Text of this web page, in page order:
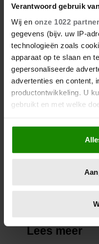
Verantwoord gebruik
Wij en onze 1022
gegevens (bijv. uw IP-
technologieën zoals
apparaat op te slaan en
gepersonaliseerde
advertenties en content,
productontwikkeling. U
gebruikt en met welke
Als u het toestaat, willen
Informatie
locatie, die tot een
scannen op
verwerkt en stel uw
intrekken in de
andere
Kom je aan